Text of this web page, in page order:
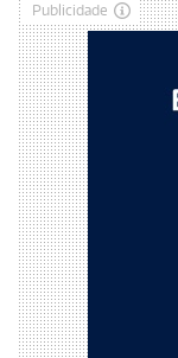
Publicidade